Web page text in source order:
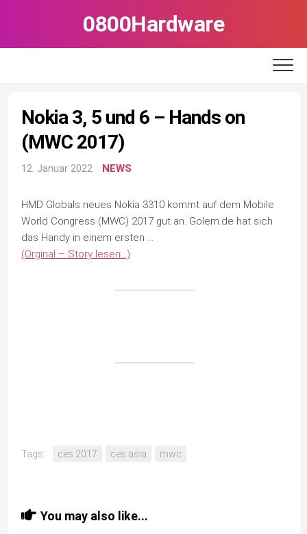
0800Hardware
Nokia 3, 5 und 6 – Hands on
(MWC 2017)
12. Januar 2022 NEWS
HMD Globals neues Nokia 3310 kommt auf dem Mobile
World Congress (MWC) 2017 gut an. Golem.de hat sich
das Handy in einem ersten …
(Orginal – Story lesen…)
Tags: ces 2017 ces asia mwc
You may also like...